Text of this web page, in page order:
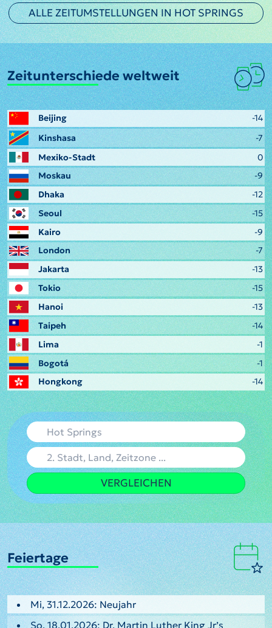
ALLE ZEITUMSTELLUNGEN IN HOT SPRINGS
Zeitunterschiede weltweit
Beijing
-14
Kinshasa
-7
Mexiko-Stadt
0
Moskau
-9
Dhaka
-12
Seoul
-15
Kairo
-9
London
-7
Jakarta
-13
Tokio
-15
Hanoi
-13
Taipeh
-14
Lima
-1
Bogotá
-1
Hongkong
-14
VERGLEICHEN
Feiertage
Mi, 31.12.2026: Neujahr
So, 18.01.2026: Dr. Martin Luther King Jr’s